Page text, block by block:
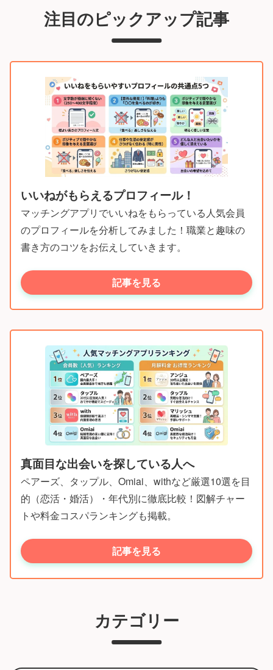
注目のピックアップ記事
いいねがもらえるプロフィール！
マッチングアプリでいいねをもらっている人気会員
のプロフィールを分析してみました！職業と趣味の
書き方のコツをお伝えしていきます。
記事を見る
真面目な出会いを探している人へ
ペアーズ、タップル、Omiai、withなど厳選10選を目
的（恋活・婚活）・年代別に徹底比較！図解チャー
トや料金コスパランキングも掲載。
記事を見る
カテゴリー